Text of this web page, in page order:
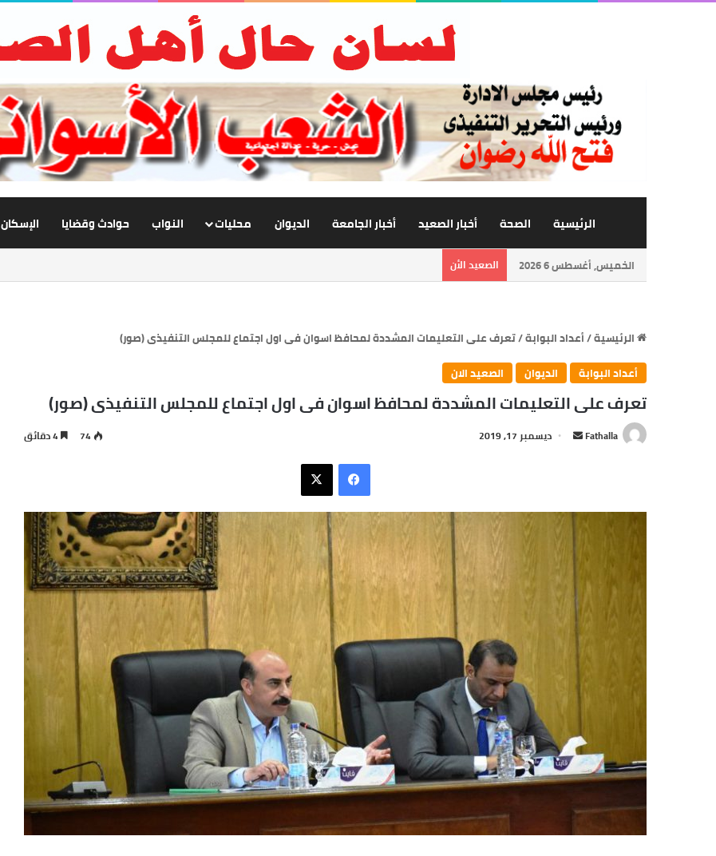
الرئيسية الصحة أخبار الصعيد أخبار الجامعة الديوان محليات النواب حوادث وقضايا الإسكان
الخميس, أغسطس 6 2026 الصعيد الأن
الرئيسية/أعداد البوابة/تعرف على التعليمات المشددة لمحافظ اسوان فى اول اجتماع للمجلس التنفيذى (صور)
أعداد البوابة
الديوان الصعيد الان
تعرف على التعليمات المشددة لمحافظ اسوان فى اول اجتماع للمجلس التنفيذى (صور)
Fathalla
ب
إ
ي
ا
ديسمبر 17, 2019 74
فيسبوك